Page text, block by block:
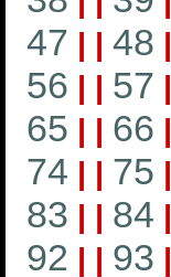
47 | | 48 |
56 | | 57 |
65 | | 66 |
74 | | 75 |
83 | | 84 |
92 | | 93 |